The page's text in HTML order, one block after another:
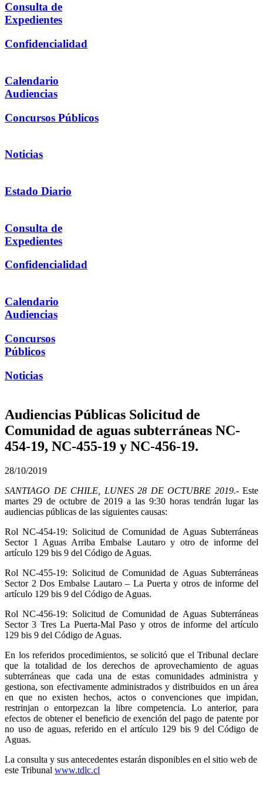
Consulta de
Expedientes
Confidencialidad
Calendario
Audiencias
Concursos Públicos
Noticias
Estado Diario
Consulta de
Expedientes
Confidencialidad
Calendario
Audiencias
Concursos
Públicos
Noticias
Audiencias Públicas Solicitud de
Comunidad de aguas subterráneas NC-
454-19, NC-455-19 y NC-456-19.
28/10/2019
SANTIAGO DE CHILE, LUNES 28 DE OCTUBRE 2019.-Este
martes 29 de octubre de 2019 a las 9:30 horas tendrán lugar las
audiencias públicas de las siguientes causas:
Rol NC-454-19: Solicitud de Comunidad de Aguas Subterráneas
Sector 1 Aguas Arriba Embalse Lautaro y otro de informe del
artículo 129 bis 9 del Código de Aguas.
Rol NC-455-19: Solicitud de Comunidad de Aguas Subterráneas
Sector 2 Dos Embalse Lautaro – La Puerta y otros de informe del
artículo 129 bis 9 del Código de Aguas.
Rol NC-456-19: Solicitud de Comunidad de Aguas Subterráneas
Sector 3 Tres La Puerta-Mal Paso y otros de informe del artículo
129 bis 9 del Código de Aguas.
En los referidos procedimientos, se solicitó que el Tribunal declare
que la totalidad de los derechos de aprovechamiento de aguas
subterráneas que cada una de estas comunidades administra y
gestiona, son efectivamente administrados y distribuidos en un área
en que no existen hechos, actos o convenciones que impidan,
restrinjan o entorpezcan la libre competencia. Lo anterior, para
efectos de obtener el beneficio de exención del pago de patente por
no uso de aguas, referido en el artículo 129 bis 9 del Código de
Aguas.
La consulta y sus antecedentes estarán disponibles en el sitio web de
este Tribunal www.tdlc.cl